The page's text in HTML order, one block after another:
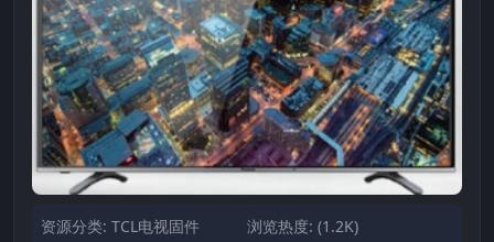
资源分类: TCL电视固件
浏览热度: (1.2K)